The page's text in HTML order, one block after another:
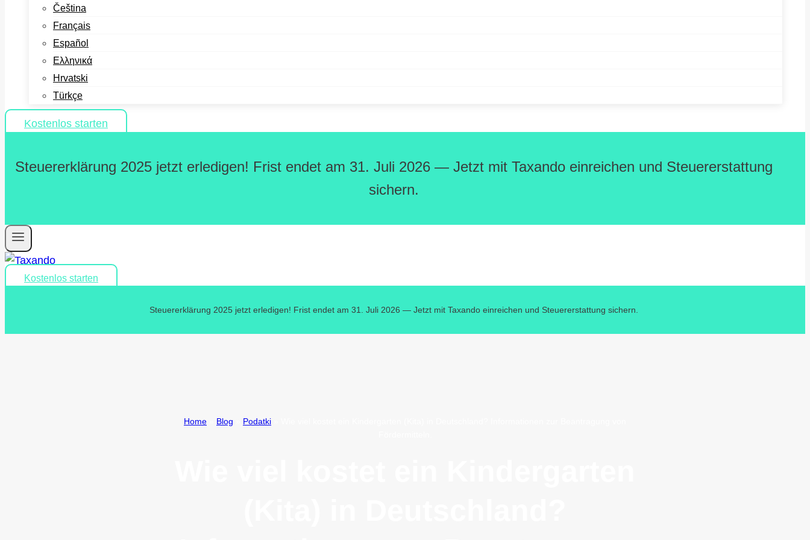
Čeština
Français
Español
Ελληνικά
Hrvatski
Türkçe
Kostenlos starten
Steuererklärung 2025 jetzt erledigen! Frist endet am 31. Juli 2026 — Jetzt mit Taxando einreichen und Steuererstattung
sichern.
Kostenlos starten
Steuererklärung 2025 jetzt erledigen! Frist endet am 31. Juli 2026 — Jetzt mit Taxando einreichen und Steuererstattung sichern.
Home Blog Podatki